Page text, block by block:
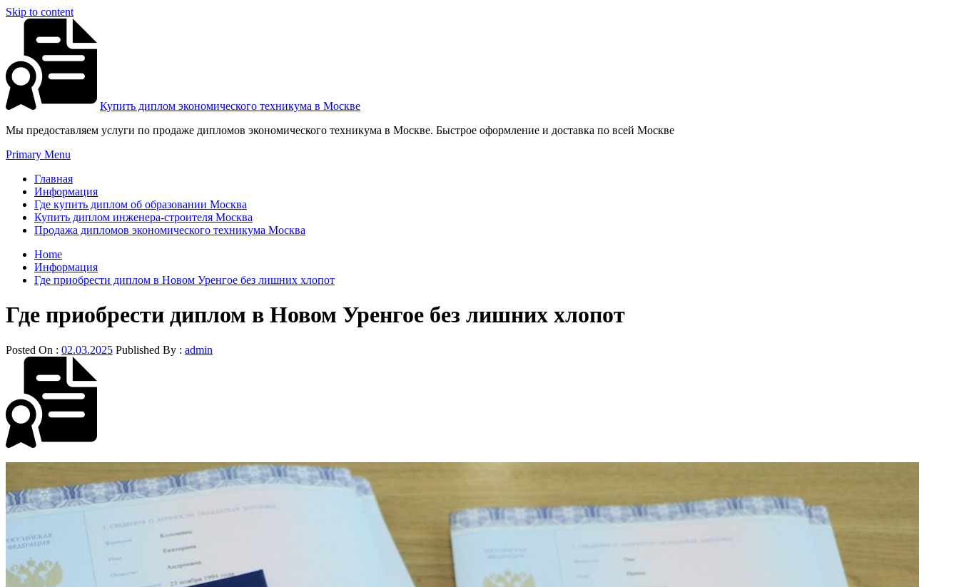
Skip to content
Купить диплом экономического техникума в Москве
Мы предоставляем услуги по продаже дипломов экономического техникума в Москве. Быстрое оформление и доставка по всей Москве
Primary Menu
Главная
Информация
Где купить диплом об образовании Москва
Купить диплом инженера-строителя Москва
Продажа дипломов экономического техникума Москва
Home
Информация
Где приобрести диплом в Новом Уренгое без лишних хлопот
Где приобрести диплом в Новом Уренгое без лишних хлопот
Posted On : 02.03.2025 Published By : admin